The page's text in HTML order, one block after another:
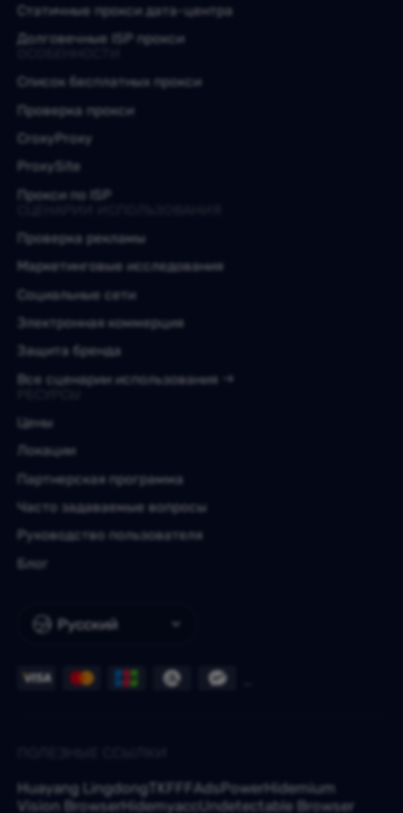
Русский
Статичные прокси дата-центра
Долговечные ISP прокси
Список бесплатных прокси
Проверка прокси
CroxyProxy
ProxySite
Прокси по ISP
Проверка рекламы
Маркетинговые исследования
Социальные сети
Электронная коммерция
Защита бренда
Все сценарии использования
Цены
Локации
Партнерская программа
Часто задаваемые вопросы
Руководство пользователя
Блог
Huayang Lingdong TKFFF AdsPowerHidemium
Vision BrowserHidemyaccUndetectable Browser